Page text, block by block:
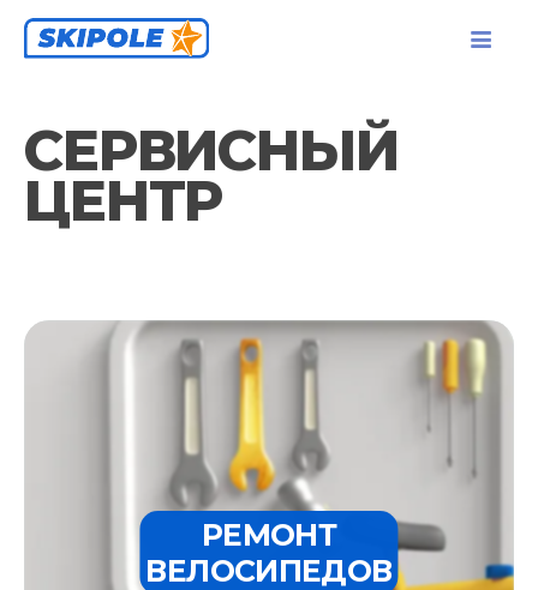
СЕРВИСНЫЙ
ЦЕНТР
РЕМОНТ
ВЕЛОСИПЕДОВ